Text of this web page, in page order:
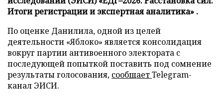
Итоги регистрации и экспертная аналитика» .
По оценке Данилила, одной из целей
деятельности «Яблоко» является консолидация
вокруг партии антивоенного электората с
последующей попыткой поставить под сомнение
результаты голосования, сообщаетTelegram-
канал ЭИСИ.